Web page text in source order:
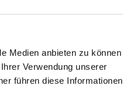
Medien anbieten zu können
Verwendung unserer
führen diese Informationen